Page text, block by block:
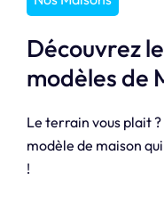
Découvrez
modèles de
Le terrain vous plait ?
modèle de maison
!